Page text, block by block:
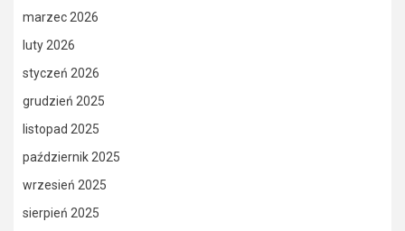
marzec 2026
luty 2026
styczeń 2026
grudzień 2025
listopad 2025
październik 2025
wrzesień 2025
sierpień 2025